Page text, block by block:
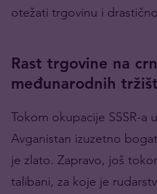
otežati trgovinu i
Rast trgovine na
međunarodnih
Tokom okupacije SSSR-a
Avganistan izuzetno
je zlato. Zapravo, još
talibani, za koje je